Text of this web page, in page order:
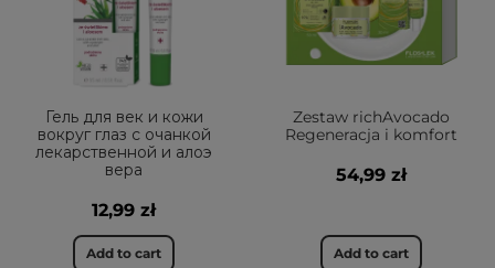
Гель для век и кожи
вокруг глаз с очанкой
лекарственной и алоэ
вера
12,99 zł
Add to cart
Zestaw richAvocado
Regeneracja i komfort
54,99 zł
Add to cart